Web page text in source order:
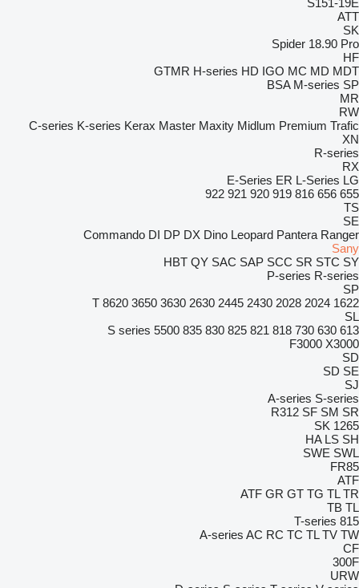
S151-19E
ATT
SK
Spider 18.90 Pro
HF
GTMR H-series HD IGO MC MD MDT
BSA M-series SP
MR
RW
C-series K-series Kerax Master Maxity Midlum Premium Trafic
XN
R-series
RX
E-Series ER L-Series LG
655
656
816
919
920
921
922
TS
SE
Commando DI DP DX Dino Leopard Pantera Ranger
Sany
HBT QY SAC SAP SCC SR STC SY
P-series R-series
SP
1622
2024
2028
2430
2445
2630
3630
3650
8620 T
SL
613
630
730
818
821
825
830
835
5500
S series
F3000 X3000
SD
SD SE
SJ
A-series S-series
R312 SF SM SR
1265
SK
HA LS SH
SWE SWL
FR85
ATF
ATF GR GT TG TL TR
TB TL
815
T-series
A-series AC RC TC TL TV TW
CF
300F
URW